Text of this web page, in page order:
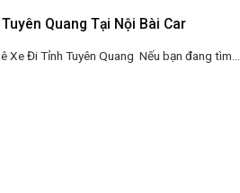
Quang Tại Nội Bài Car
Xe Đi Tỉnh Tuyên Quang Nếu bạn đang tìm...